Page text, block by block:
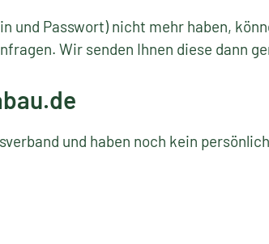
und Passwort) nicht mehr haben,
Wir senden Ihnen diese dann
und haben noch kein